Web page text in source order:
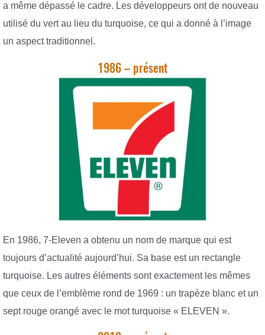
a même dépassé le cadre. Les développeurs ont de nouveau
utilisé du vert au lieu du turquoise, ce qui a donné à l’image
un aspect traditionnel.
1986 – présent
En 1986, 7-Eleven a obtenu un nom de marque qui est
toujours d’actualité aujourd’hui. Sa base est un rectangle
turquoise. Les autres éléments sont exactement les mêmes
que ceux de l’emblème rond de 1969 : un trapèze blanc et un
sept rouge orangé avec le mot turquoise « ELEVEN ».